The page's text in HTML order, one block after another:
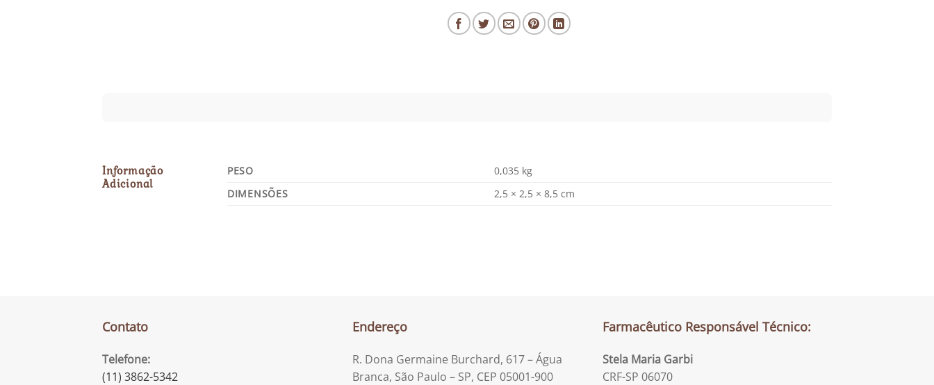
Informação
Adicional
PESO
0,035 kg
DIMENSÕES
2,5 × 2,5 × 8,5 cm
Contato
Telefone:
(11) 3862-5342
Endereço
R. Dona Germaine Burchard, 617 – Água
Branca, São Paulo – SP, CEP 05001-900
Farmacêutico Responsável Técnico:
Stela Maria Garbi
CRF-SP 06070